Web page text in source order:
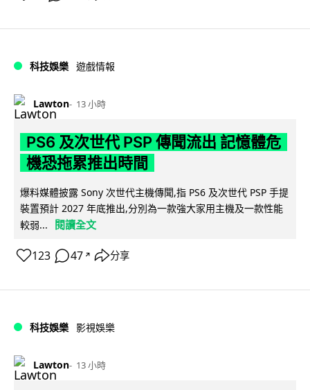
科技娛樂 遊戲情報
Lawton 13 小時
PS6 及次世代 PSP 傳聞流出 記憶體危
機恐拖累推出時間
爆料媒體披露 Sony 次世代主機傳聞,指 PS6 及次世代 PSP 手提
裝置預計 2027 年底推出,分別為一款強大家用主機及一款性能
較弱...
閱讀全文
123 47 ↗ 分享
科技娛樂 影視娛樂
Lawton 13 小時